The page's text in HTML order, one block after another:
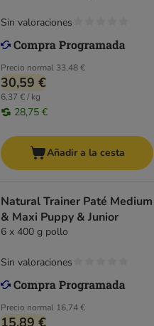
Precio normal 33,48 €
30,59 €
6,37 € / kg
28,75 €
Sin valoraciones
Añadir a la cesta
Natural Trainer Paté Medium
& Maxi Puppy & Junior
6 x 400 g pollo
Precio normal 16,74 €
15,89 €
Sin valoraciones